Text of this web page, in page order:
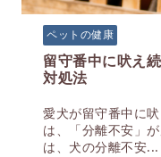
ペットの健康
留守番中に吠え
対処法
愛犬が留守番中に
は、「分離不安」
は、犬の分離不安...